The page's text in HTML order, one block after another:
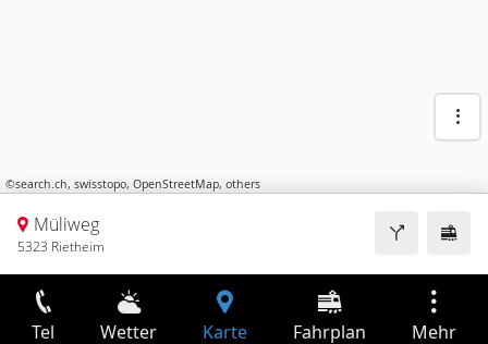
©search.ch, swisstopo, OpenStreetMap, others
Müliweg
5323 Rietheim
Tel Wetter Karte Fahrplan Mehr